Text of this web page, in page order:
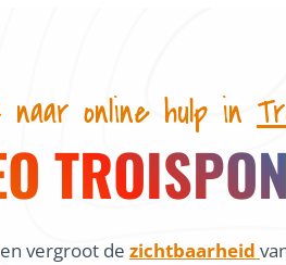
online hulp in
vergroot de zichtbaarheid